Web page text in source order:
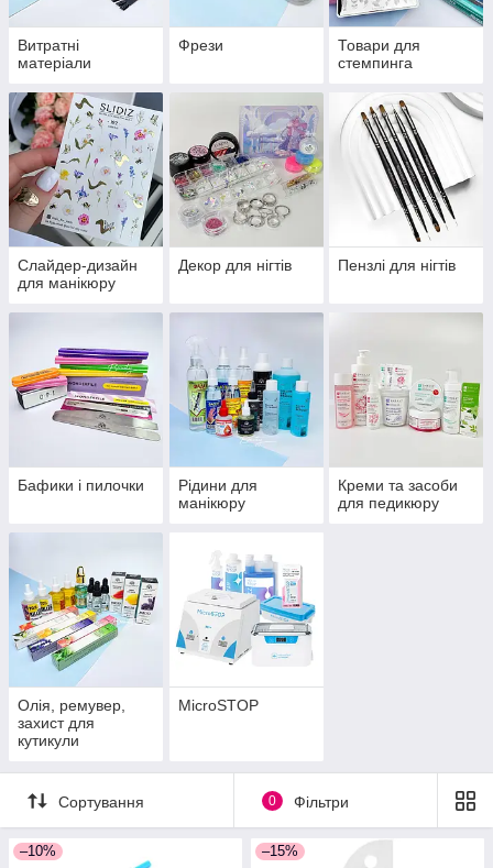
Витратні
матеріали
Фрези
Товари для
стемпинга
Слайдер-дизайн
для манікюру
Декор для нігтів Пензлі для нігтів
Бафики і пилочки
Рідини для
манікюру
Креми та засоби
для педикюру
Олія, ремувер,
захист для
кутикули
MicroSTOP
Сортування 0 Фільтри
–10% –15%